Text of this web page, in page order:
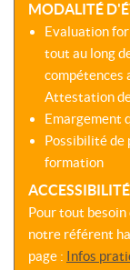
MODALITÉ
Evaluation
tout au long
compétences
Attestation
Emargement
Possibilité de
formation
Pour tout
notre référent
page : Infos